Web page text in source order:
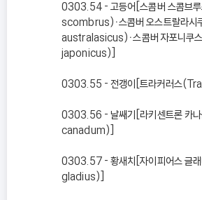
0303.54 - 고등어[스콤버 스콤브
scombrus)ㆍ스콤버 오스트랄라
australasicus)ㆍ스콤버 자포니
japonicus)]
0303.55 - 전갱이[트라커러스
0303.56 - 날쌔기[라키센트론 카
canadum)]
0303.57 - 황새치[자이피어스 글
gladius)]